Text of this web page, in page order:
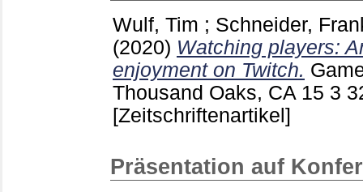
Wulf, Tim ; Schneider,
(2020) Watching players:
enjoyment on Twitch.
Thousand Oaks, CA 15 3
[Zeitschriftenartikel]
Präsentation auf